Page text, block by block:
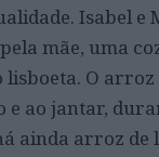
Isabel e
mãe, uma
O arroz
e ao jantar,
ainda arroz de